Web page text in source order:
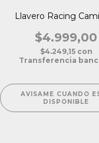
Llavero Racing
$4.999,00
$4.249,15 con
Transferencia
AVISAME CUANDO
DISPONIBLE